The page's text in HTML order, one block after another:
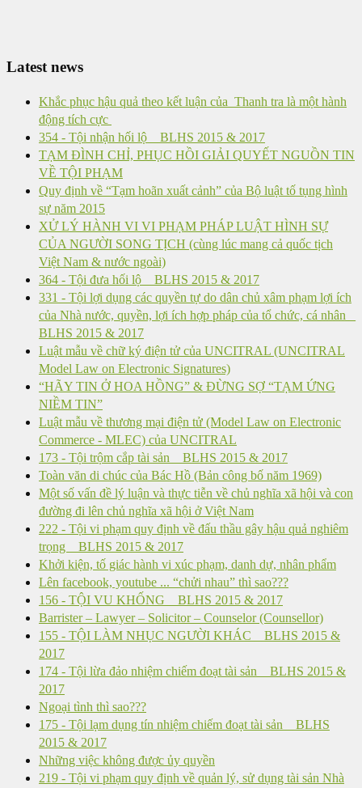
Latest news
Khắc phục hậu quả theo kết luận của Thanh tra là một hành
động tích cực
354 - Tội nhận hối lộ _ BLHS 2015 & 2017
TẠM ĐÌNH CHỈ, PHỤC HỒI GIẢI QUYẾT NGUỒN TIN
VỀ TỘI PHẠM
Quy định về “Tạm hoãn xuất cảnh” của Bộ luật tố tụng hình
sự năm 2015
XỬ LÝ HÀNH VI VI PHẠM PHÁP LUẬT HÌNH SỰ
CỦA NGƯỜI SONG TỊCH (cùng lúc mang cả quốc tịch
Việt Nam & nước ngoài)
364 - Tội đưa hối lộ _ BLHS 2015 & 2017
331 - Tội lợi dụng các quyền tự do dân chủ xâm phạm lợi ích
của Nhà nước, quyền, lợi ích hợp pháp của tổ chức, cá nhân _
BLHS 2015 & 2017
Luật mẫu về chữ ký điện tử của UNCITRAL (UNCITRAL
Model Law on Electronic Signatures)
“HÃY TIN Ở HOA HỒNG” & ĐỪNG SỢ “TẠM ỨNG
NIỀM TIN”
Luật mẫu về thương mại điện tử (Model Law on Electronic
Commerce - MLEC) của UNCITRAL
173 - Tội trộm cắp tài sản _ BLHS 2015 & 2017
Toàn văn di chúc của Bác Hồ (Bản công bố năm 1969)
Một số vấn đề lý luận và thực tiễn về chủ nghĩa xã hội và con
đường đi lên chủ nghĩa xã hội ở Việt Nam
222 - Tội vi phạm quy định về đấu thầu gây hậu quả nghiêm
trọng _ BLHS 2015 & 2017
Khởi kiện, tố giác hành vi xúc phạm, danh dự, nhân phẩm
Lên facebook, youtube ... “chửi nhau” thì sao???
156 - TỘI VU KHỐNG _ BLHS 2015 & 2017
Barrister – Lawyer – Solicitor – Counselor (Counsellor)
155 - TỘI LÀM NHỤC NGƯỜI KHÁC _ BLHS 2015 &
2017
174 - Tội lừa đảo nhiệm chiếm đoạt tài sản _ BLHS 2015 &
2017
Ngoại tình thì sao???
175 - Tội lạm dụng tín nhiệm chiếm đoạt tài sản _ BLHS
2015 & 2017
Những việc không được ủy quyền
219 - Tội vi phạm quy định về quản lý, sử dụng tài sản Nhà